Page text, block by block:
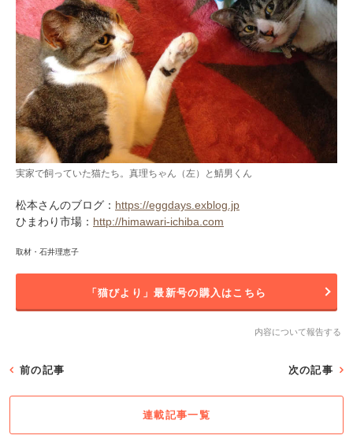
実家で飼っていた猫たち。真理ちゃん（左）と鯖男くん
松本さんのブログ： https://eggdays.exblog.jp
ひまわり市場： http://himawari-ichiba.com
取材・石井理恵子
「猫びより」最新号の購入はこちら
内容について報告する
前の記事 次の記事
連載記事一覧